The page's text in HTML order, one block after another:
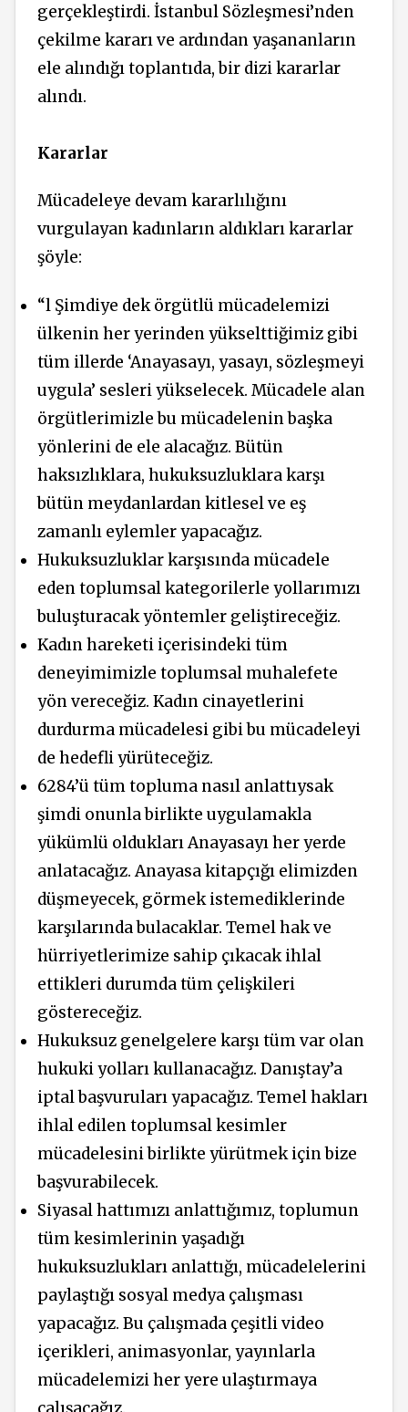
gerçekleştirdi. İstanbul Sözleşmesi’nden
çekilme kararı ve ardından yaşananların
ele alındığı toplantıda, bir dizi kararlar
alındı.
Kararlar
Mücadeleye devam kararlılığını
vurgulayan kadınların aldıkları kararlar
şöyle:
“l Şimdiye dek örgütlü mücadelemizi
ülkenin her yerinden yükselttiğimiz gibi
tüm illerde ‘Anayasayı, yasayı, sözleşmeyi
uygula’ sesleri yükselecek. Mücadele alan
örgütlerimizle bu mücadelenin başka
yönlerini de ele alacağız. Bütün
haksızlıklara, hukuksuzluklara karşı
bütün meydanlardan kitlesel ve eş
zamanlı eylemler yapacağız.
Hukuksuzluklar karşısında mücadele
eden toplumsal kategorilerle yollarımızı
buluşturacak yöntemler geliştireceğiz.
Kadın hareketi içerisindeki tüm
deneyimimizle toplumsal muhalefete
yön vereceğiz. Kadın cinayetlerini
durdurma mücadelesi gibi bu mücadeleyi
de hedefli yürüteceğiz.
6284’ü tüm topluma nasıl anlattıysak
şimdi onunla birlikte uygulamakla
yükümlü oldukları Anayasayı her yerde
anlatacağız. Anayasa kitapçığı elimizden
düşmeyecek, görmek istemediklerinde
karşılarında bulacaklar. Temel hak ve
hürriyetlerimize sahip çıkacak ihlal
ettikleri durumda tüm çelişkileri
göstereceğiz.
Hukuksuz genelgelere karşı tüm var olan
hukuki yolları kullanacağız. Danıştay’a
iptal başvuruları yapacağız. Temel hakları
ihlal edilen toplumsal kesimler
mücadelesini birlikte yürütmek için bize
başvurabilecek.
Siyasal hattımızı anlattığımız, toplumun
tüm kesimlerinin yaşadığı
hukuksuzlukları anlattığı, mücadelelerini
paylaştığı sosyal medya çalışması
yapacağız. Bu çalışmada çeşitli video
içerikleri, animasyonlar, yayınlarla
mücadelemizi her yere ulaştırmaya